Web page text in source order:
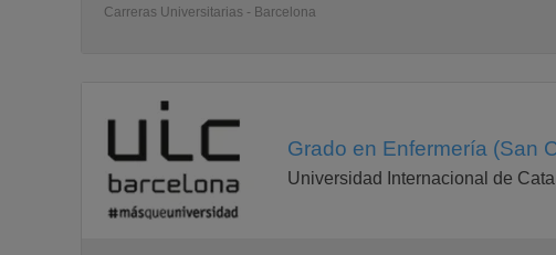
Carreras Universitarias - Barcelona
Grado en Enfermería (San
Universidad Internacional de